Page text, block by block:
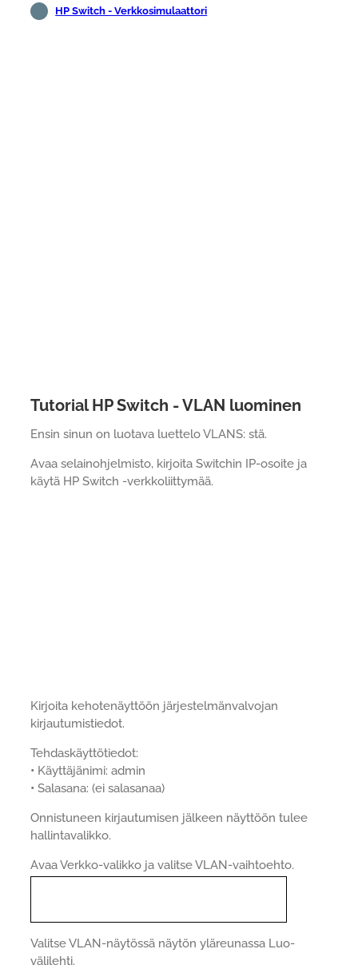
HP Switch - Verkkosimulaattori
Tutorial HP Switch - VLAN luominen
Ensin sinun on luotava luettelo VLANS: stä.
Avaa selainohjelmisto, kirjoita Switchin IP-osoite ja
käytä HP Switch -verkkoliittymää.
Kirjoita kehotenäyttöön järjestelmänvalvojan
kirjautumistiedot.
Tehdaskäyttötiedot:
• Käyttäjänimi: admin
• Salasana: (ei salasanaa)
Onnistuneen kirjautumisen jälkeen näyttöön tulee
hallintavalikko.
Avaa Verkko-valikko ja valitse VLAN-vaihtoehto.
Valitse VLAN-näytössä näytön yläreunassa Luo-
välilehti.